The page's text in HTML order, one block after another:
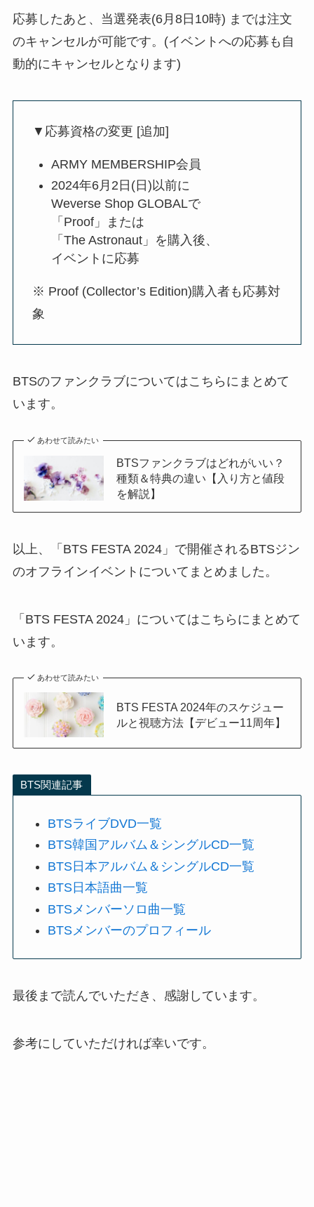
応募したあと、当選発表(6月8日10時) までは注文
のキャンセルが可能です。(イベントへの応募も自
動的にキャンセルとなります)
▼応募資格の変更 [追加]
ARMY MEMBERSHIP会員
2024年6月2日(日)以前に
Weverse Shop GLOBALで
「Proof」または
「The Astronaut」を購入後、
イベントに応募
※ Proof (Collector’s Edition)購入者も応募対
象
BTSのファンクラブについてはこちらにまとめて
います。
あわせて読みたい
BTSファンクラブはどれがいい？
種類＆特典の違い【入り方と値段
を解説】
以上、「BTS FESTA 2024」で開催されるBTSジン
のオフラインイベントについてまとめました。
「BTS FESTA 2024」についてはこちらにまとめて
います。
あわせて読みたい
BTS FESTA 2024年のスケジュー
ルと視聴方法【デビュー11周年】
BTS関連記事
BTSライブDVD一覧
BTS韓国アルバム＆シングルCD一覧
BTS日本アルバム＆シングルCD一覧
BTS日本語曲一覧
BTSメンバーソロ曲一覧
BTSメンバーのプロフィール
最後まで読んでいただき、感謝しています。
参考にしていただければ幸いです。